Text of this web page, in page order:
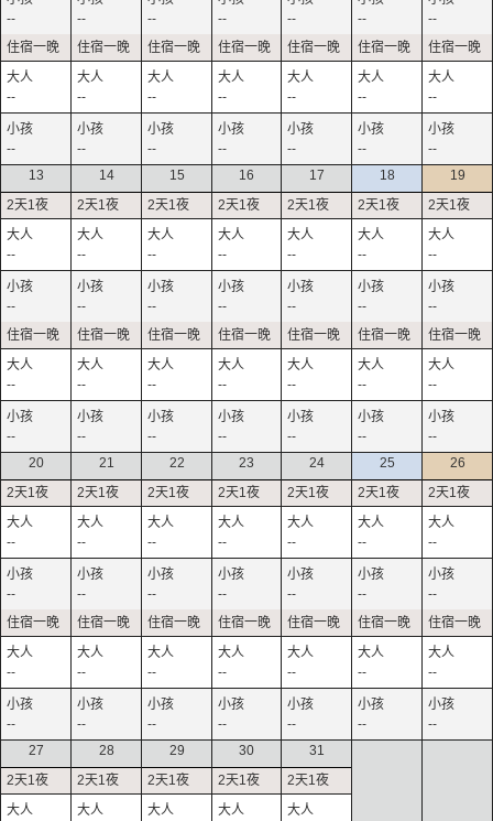
--
--
--
--
--
--
--
--
--
--
--
--
--
--
--
--
--
--
--
--
--
13
--
--
--
--
14
--
--
--
--
15
--
--
--
--
16
--
--
--
--
17
--
--
--
--
18
--
--
--
--
19
--
--
--
--
20
--
--
--
--
21
--
--
--
--
22
--
--
--
--
23
--
--
--
--
24
--
--
--
--
25
--
--
--
--
26
--
--
--
--
27
28 29 30 31